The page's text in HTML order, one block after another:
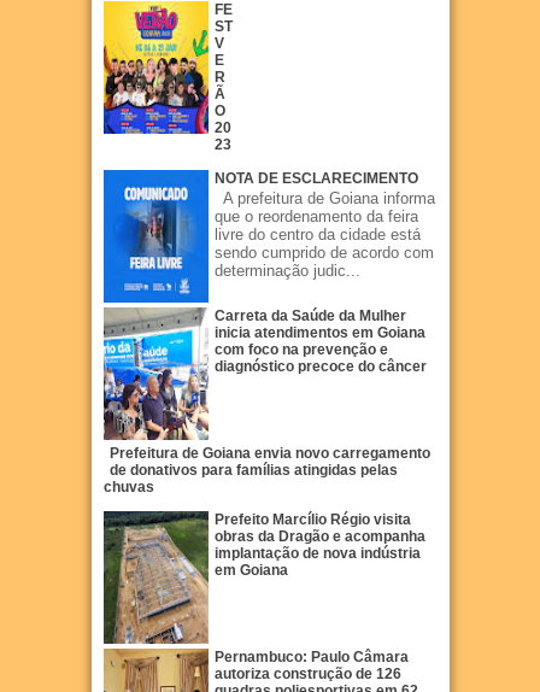
FE
ST
V
E
R
Ã
O
20
23
NOTA DE ESCLARECIMENTO
A prefeitura de Goiana informa
que o reordenamento da feira
livre do centro da cidade está
sendo cumprido de acordo com
determinação judic...
Carreta da Saúde da Mulher
inicia atendimentos em Goiana
com foco na prevenção e
diagnóstico precoce do câncer
Prefeitura de Goiana envia novo carregamento
de donativos para famílias atingidas pelas
chuvas
Prefeito Marcílio Régio visita
obras da Dragão e acompanha
implantação de nova indústria
em Goiana
Pernambuco: Paulo Câmara
autoriza construção de 126